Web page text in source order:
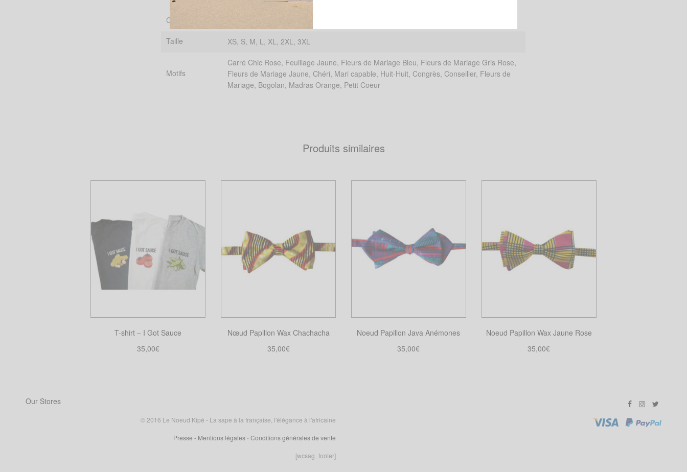
Couleur
Blanc, Bordeaux, Gris, Noir
Taille
XS, S, M, L, XL, 2XL, 3XL
Motifs
Carré Chic Rose, Feuillage Jaune, Fleurs de Mariage Bleu, Fleurs de Mariage Gris Rose,
Fleurs de Mariage Jaune, Chéri, Mari capable, Huit-Huit, Congrès, Conseiller, Fleurs de
Mariage, Bogolan, Madras Orange, Petit Coeur
Produits similaires
T-shirt – I Got Sauce
35,00€
variations.
Nœud Papillon Wax Chachacha
35,00€
variations.
options
peuvent
Noeud Papillon Java Anémones
35,00€
Noeud Papillon Wax Jaune Rose
35,00€
Our Stores
© 2016 Le Noeud Kipé - La sape à la française, l'élégance à l'africaine
Presse - Mentions légales- Conditions générales de vente
[wcsag_footer]